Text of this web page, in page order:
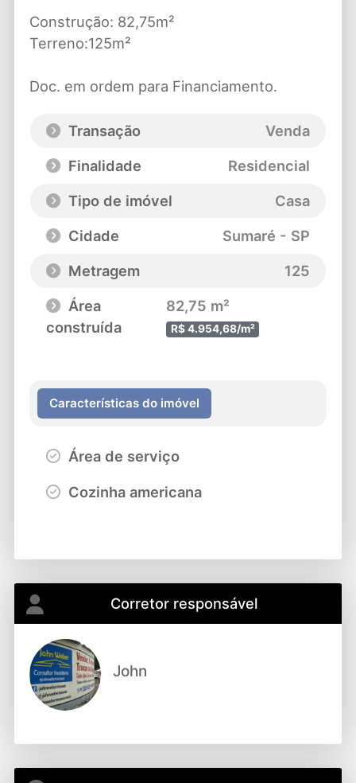
Construção: 82,75m²
Terreno:125m²
Doc. em ordem para Financiamento.
Transação
Venda
Finalidade
Residencial
Tipo de imóvel
Casa
Cidade
Sumaré - SP
Metragem
125
Área
construída
82,75 m²
R$ 4.954,68/m²
Características do imóvel
Área de serviço
Cozinha americana
Corretor responsável
John